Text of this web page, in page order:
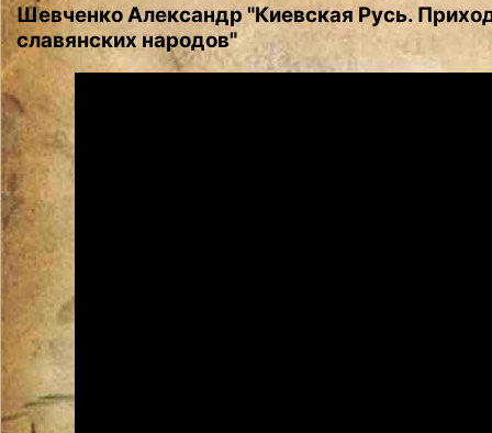
Шевченко Александр "Киевская Русь.
славянских народов"